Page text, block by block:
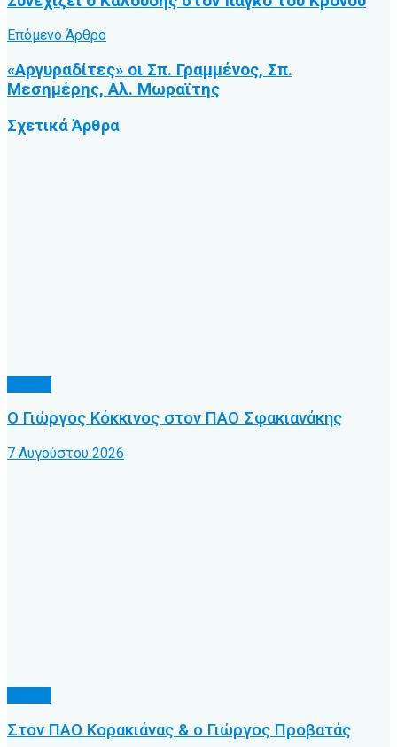
Επόμενο Άρθρο
«Αργυραδίτες» οι Σπ. Γραμμένος, Σπ.
Μεσημέρης, Αλ. Μωραϊτης
ΣχετικάΆρθρα
Ο Γιώργος Κόκκινος στον ΠΑΟ Σφακιανάκης
7 Αυγούστου 2026
Στον ΠΑΟ Κορακιάνας & ο Γιώργος Προβατάς